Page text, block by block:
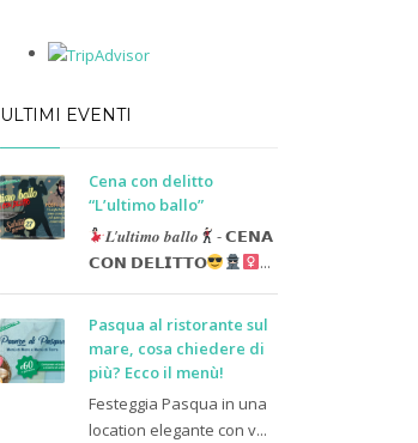
ULTIMI EVENTI
Cena con delitto
“L’ultimo ballo”
𝑳’𝒖𝒍𝒕𝒊𝒎𝒐 𝒃𝒂𝒍𝒍𝒐
- 𝗖𝗘𝗡𝗔
𝗖𝗢𝗡 𝗗𝗘𝗟𝗜𝗧𝗧𝗢
...
Pasqua al ristorante sul
mare, cosa chiedere di
più? Ecco il menù!
Festeggia Pasqua in una
location elegante con v...